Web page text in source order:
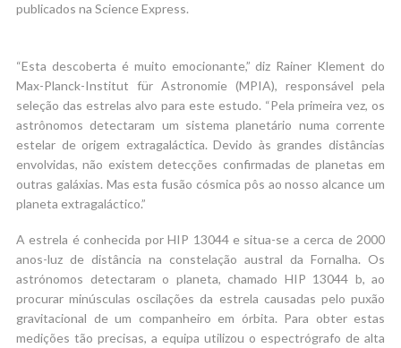
publicados na Science Express.
“Esta descoberta é muito emocionante,” diz Rainer Klement do
Max-Planck-Institut für Astronomie (MPIA), responsável pela
seleção das estrelas alvo para este estudo. “Pela primeira vez, os
astrônomos detectaram um sistema planetário numa corrente
estelar de origem extragaláctica. Devido às grandes distâncias
envolvidas, não existem detecções confirmadas de planetas em
outras galáxias. Mas esta fusão cósmica pôs ao nosso alcance um
planeta extragaláctico.”
A estrela é conhecida por HIP 13044 e situa-se a cerca de 2000
anos-luz de distância na constelação austral da Fornalha. Os
astrónomos detectaram o planeta, chamado HIP 13044 b, ao
procurar minúsculas oscilações da estrela causadas pelo puxão
gravitacional de um companheiro em órbita. Para obter estas
medições tão precisas, a equipa utilizou o espectrógrafo de alta